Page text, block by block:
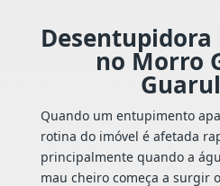
Desentupidora
no Morro
Quando um entupimento
rotina do imóvel é afetada
principalmente quando a
mau cheiro começa a surgir